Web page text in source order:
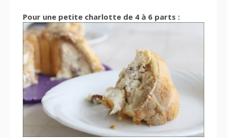
Pour une petite charlotte de 4 à 6 parts :